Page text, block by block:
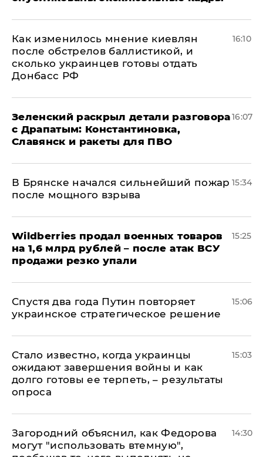
Как изменилось мнение киевлян
после обстрелов баллистикой, и
сколько украинцев готовы отдать
Донбасс РФ
16:10
​Зеленский раскрыл детали разговора
с Драпатым: Константиновка,
Славянск и ракеты для ПВО
16:07
В Брянске начался сильнейший пожар
после мощного взрыва
15:34
​Wildberries продал военных товаров
на 1,6 млрд рублей – после атак ВСУ
продажи резко упали
15:25
Спустя два года Путин повторяет
украинское стратегическое решение
15:06
Стало известно, когда украинцы
ожидают завершения войны и как
долго готовы ее терпеть, – результаты
опроса
15:03
Загородний объяснил, как Федорова
могут "использовать втемную",
14:30